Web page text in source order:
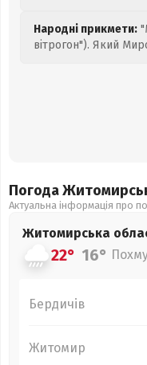
Народні прикмети:
вітрогон"). Який
Погода
Актуальна інформація про
Житомирська
22° 16°
Бердичів
Житомир